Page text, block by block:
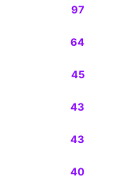
97
64
45
43
43
40